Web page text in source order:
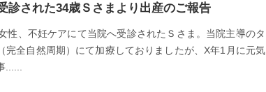
診された34歳Ｓさまより出産のご報告
性、不妊ケアにて当院へ受診されたＳさま。当院主導のタ
完全自然周期）にて加療しておりましたが、X年1月に元気